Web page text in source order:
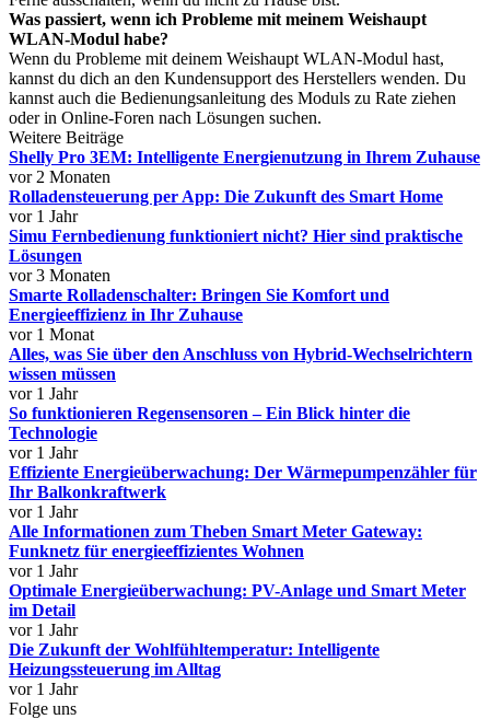
Was passiert, wenn ich Probleme mit meinem Weishaupt
WLAN-Modul habe?
Wenn du Probleme mit deinem Weishaupt WLAN-Modul hast,
kannst du dich an den Kundensupport des Herstellers wenden. Du
kannst auch die Bedienungsanleitung des Moduls zu Rate ziehen
oder in Online-Foren nach Lösungen suchen.
Weitere Beiträge
Shelly Pro 3EM: Intelligente Energienutzung in Ihrem Zuhause
vor 2 Monaten
Rolladensteuerung per App: Die Zukunft des Smart Home
vor 1 Jahr
Simu Fernbedienung funktioniert nicht? Hier sind praktische
Lösungen
vor 3 Monaten
Smarte Rolladenschalter: Bringen Sie Komfort und
Energieeffizienz in Ihr Zuhause
vor 1 Monat
Alles, was Sie über den Anschluss von Hybrid-Wechselrichtern
wissen müssen
vor 1 Jahr
So funktionieren Regensensoren – Ein Blick hinter die
Technologie
vor 1 Jahr
Effiziente Energieüberwachung: Der Wärmepumpenzähler für
Ihr Balkonkraftwerk
vor 1 Jahr
Alle Informationen zum Theben Smart Meter Gateway:
Funknetz für energieeffizientes Wohnen
vor 1 Jahr
Optimale Energieüberwachung: PV-Anlage und Smart Meter
im Detail
vor 1 Jahr
Die Zukunft der Wohlfühltemperatur: Intelligente
Heizungssteuerung im Alltag
vor 1 Jahr
Folge uns